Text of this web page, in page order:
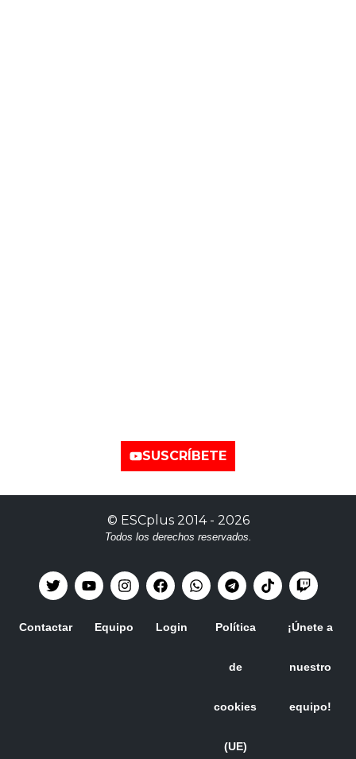
SUSCRÍBETE
© ESCplus2014 - 2026
Todos los derechos reservados.
Contactar Equipo Login Política
de
cookies
(UE)
¡Únete a
nuestro
equipo!